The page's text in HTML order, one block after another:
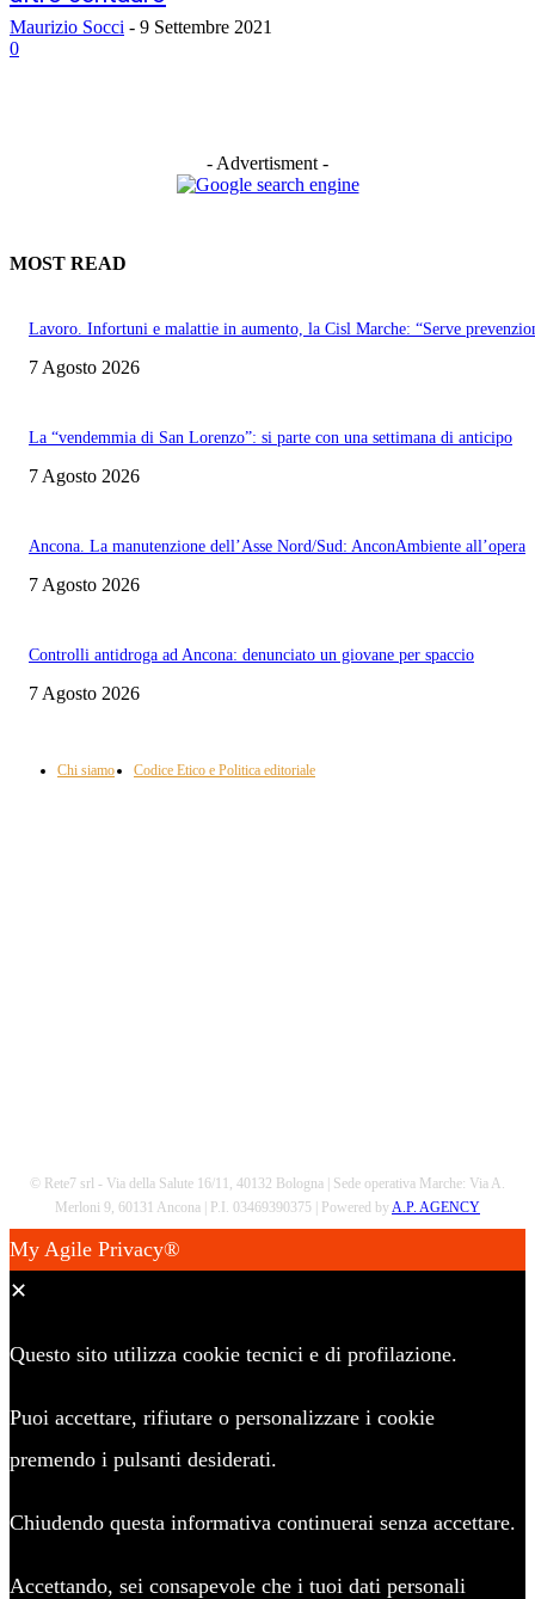
Maurizio Socci - 9 Settembre 2021
0
- Advertisment -
MOST READ
Lavoro. Infortuni e malattie in aumento, la Cisl Marche: “Serve
7 Agosto 2026
La “vendemmia di San Lorenzo”: si parte con una settimana di anticipo
7 Agosto 2026
Ancona. La manutenzione dell’Asse Nord/Sud: AnconAmbiente all’opera
7 Agosto 2026
Controlli antidroga ad Ancona: denunciato un giovane per spaccio
7 Agosto 2026
Chi siamo Codice Etico e Politica editoriale
© Rete7 srl - Via della Salute 16/11, 40132 Bologna | Sede operativa Marche: Via A.
Merloni 9, 60131 Ancona | P.I. 03469390375 | Powered by A.P. AGENCY
My Agile Privacy®
✕
Questo sito utilizza cookie tecnici e di profilazione.
Puoi accettare, rifiutare o personalizzare i cookie
premendo i pulsanti desiderati.
Chiudendo questa informativa continuerai senza accettare.
Accettando, sei consapevole che i tuoi dati personali